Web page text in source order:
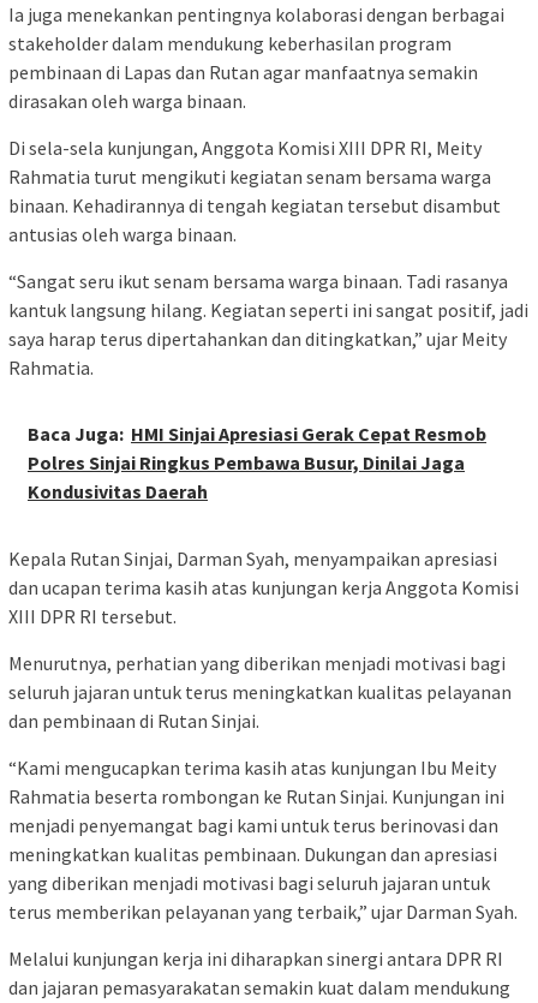
Ia juga menekankan pentingnya kolaborasi dengan berbagai
stakeholder dalam mendukung keberhasilan program
pembinaan di Lapas dan Rutan agar manfaatnya semakin
dirasakan oleh warga binaan.
Di sela-sela kunjungan, Anggota Komisi XIII DPR RI, Meity
Rahmatia turut mengikuti kegiatan senam bersama warga
binaan. Kehadirannya di tengah kegiatan tersebut disambut
antusias oleh warga binaan.
“Sangat seru ikut senam bersama warga binaan. Tadi rasanya
kantuk langsung hilang. Kegiatan seperti ini sangat positif, jadi
saya harap terus dipertahankan dan ditingkatkan,” ujar Meity
Rahmatia.
Baca Juga: HMI Sinjai Apresiasi Gerak Cepat Resmob
Polres Sinjai Ringkus Pembawa Busur, Dinilai Jaga
Kondusivitas Daerah
Kepala Rutan Sinjai, Darman Syah, menyampaikan apresiasi
dan ucapan terima kasih atas kunjungan kerja Anggota Komisi
XIII DPR RI tersebut.
Menurutnya, perhatian yang diberikan menjadi motivasi bagi
seluruh jajaran untuk terus meningkatkan kualitas pelayanan
dan pembinaan di Rutan Sinjai.
“Kami mengucapkan terima kasih atas kunjungan Ibu Meity
Rahmatia beserta rombongan ke Rutan Sinjai. Kunjungan ini
menjadi penyemangat bagi kami untuk terus berinovasi dan
meningkatkan kualitas pembinaan. Dukungan dan apresiasi
yang diberikan menjadi motivasi bagi seluruh jajaran untuk
terus memberikan pelayanan yang terbaik,” ujar Darman Syah.
Melalui kunjungan kerja ini diharapkan sinergi antara DPR RI
dan jajaran pemasyarakatan semakin kuat dalam mendukung